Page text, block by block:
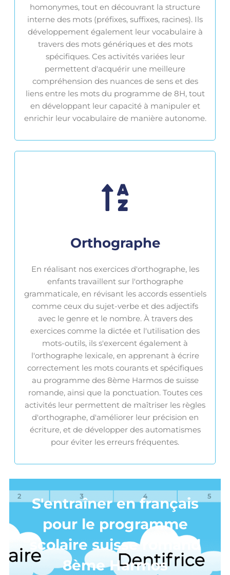
homonymes, tout en découvrant la structure
interne des mots (préfixes, suffixes, racines). Ils
développement également leur vocabulaire à
travers des mots génériques et des mots
spécifiques. Ces activités variées leur
permettent d'acquérir une meilleure
compréhension des nuances de sens et des
liens entre les mots du programme de 8H, tout
en développant leur capacité à manipuler et
enrichir leur vocabulaire de manière autonome.
Orthographe
En réalisant nos exercices d'orthographe, les
enfants travaillent sur l'orthographe
grammaticale, en révisant les accords essentiels
comme ceux du sujet-verbe et des adjectifs
avec le genre et le nombre. À travers des
exercices comme la dictée et l'utilisation des
mots-outils, ils s'exercent également à
l'orthographe lexicale, en apprenant à écrire
correctement les mots courants et spécifiques
au programme des 8ème Harmos de suisse
romande, ainsi que la ponctuation. Toutes ces
activités leur permettent de maîtriser les règles
d'orthographe, d'améliorer leur précision en
écriture, et de développer des automatismes
pour éviter les erreurs fréquentes.
S'entraîner en français
pour le programme
scolaire suisse romand
8ème Harmos